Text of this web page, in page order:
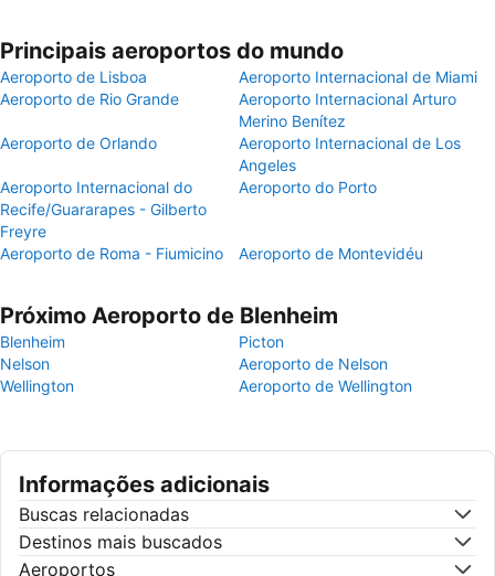
Principais aeroportos do mundo
Aeroporto de Lisboa
Aeroporto Internacional de Miami
Aeroporto de Rio Grande
Aeroporto Internacional Arturo
Merino Benítez
Aeroporto de Orlando
Aeroporto Internacional de Los
Angeles
Aeroporto Internacional do
Recife/Guararapes - Gilberto
Freyre
Aeroporto do Porto
Aeroporto de Roma - Fiumicino Aeroporto de Montevidéu
Próximo Aeroporto de Blenheim
Blenheim
Picton
Nelson
Aeroporto de Nelson
Wellington
Aeroporto de Wellington
Informações adicionais
Buscas relacionadas
Destinos mais buscados
Aeroportos